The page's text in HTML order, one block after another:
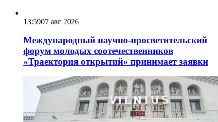
13:5907 авг 2026
Международный научно-просветительский
форум молодых соотечественников
«Траектория открытий» принимает заявки